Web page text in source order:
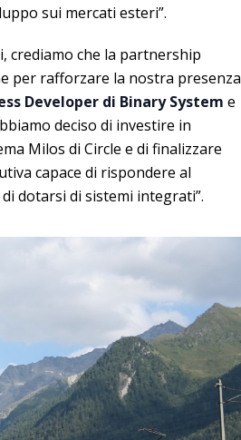
sui mercati esteri”.
crediamo che la partnership
per rafforzare la nostra presenza
Developer di Binary System e
deciso di investire in
Milos di Circle e di finalizzare
capace di rispondere al
dotarsi di sistemi integrati”.